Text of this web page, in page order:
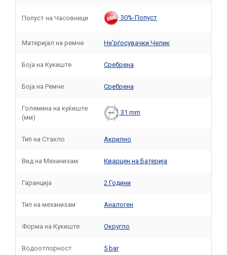
Попуст на Часовници 30%-Попуст
Материјал на ремче Не'рѓосувачки Челик
Боја на Кукиште Сребрена
Боја на Ремче Сребрена
Големина на куќиште
(мм)
31 mm
Тип на Стакло Акрилно
Вид на Механизам Кварцен на Батерија
Гаранција 2 Години
Тип на механизам Аналоген
Форма на Кукиште Округло
Водоотпорност 5 bar